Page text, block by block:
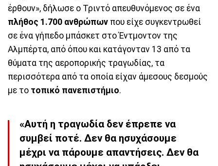
έρθουν», δήλωσε ο Τριντό απευθυνόμενος σε ένα
πλήθος 1.700 ανθρώπων που είχε συγκεντρωθεί
σε ένα γήπεδο μπάσκετ στο Έντμοντον της
Αλμπέρτα, από όπου και κατάγονταν 13 από τα
θύματα της αεροπορικής τραγωδίας, τα
περισσότερα από τα οποία είχαν άμεσους δεσμούς
με το τοπικό πανεπιστήμιο.
«Αυτή η τραγωδία δεν έπρεπε να
συμβεί ποτέ. Δεν θα ησυχάσουμε
μέχρι να πάρουμε απαντήσεις. Δεν θα